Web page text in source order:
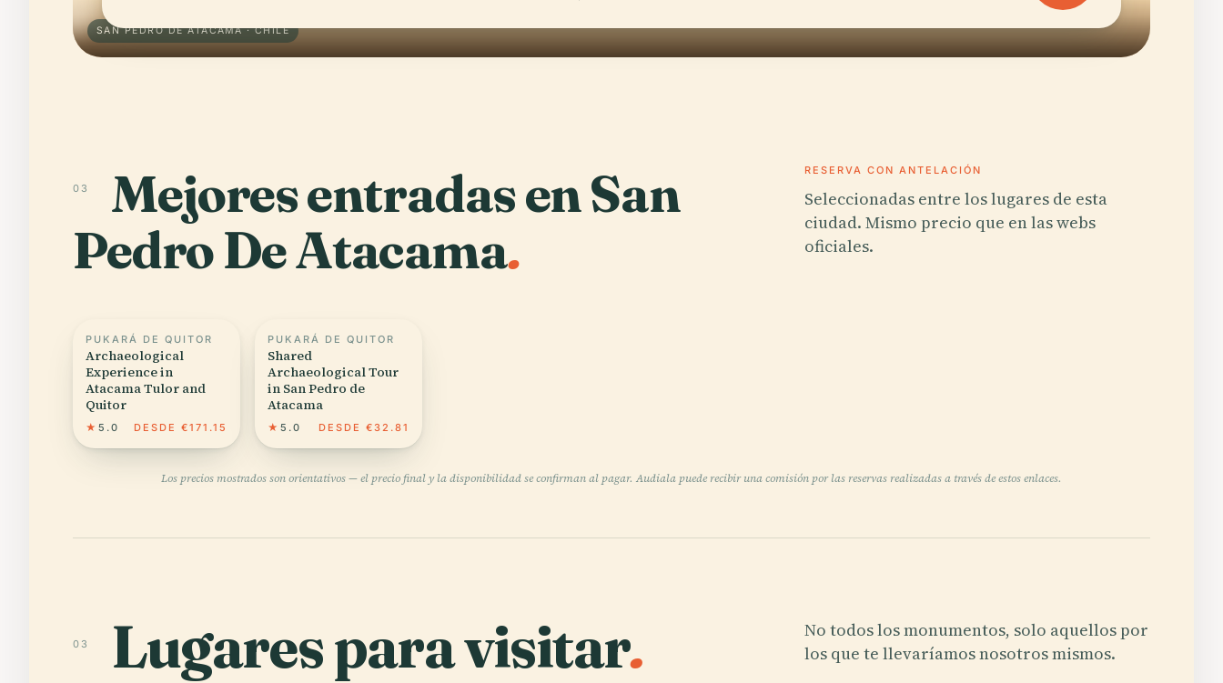
SAN PEDRO DE ATACAMA · CHILE
03
Mejores entradas en San
Pedro De Atacama.
RESERVA CON ANTELACIÓN
Seleccionadas entre los lugares de esta
ciudad. Mismo precio que en las webs
oficiales.
PUKARÁ DE QUITOR
Archaeological
Experience in
Atacama Tulor and
Quitor
★ 5.0 DESDE €171.15
PUKARÁ DE QUITOR
Shared
Archaeological Tour
in San Pedro de
Atacama
★ 5.0 DESDE €32.81
Los precios mostrados son orientativos — el precio final y la disponibilidad se confirman al pagar. Audiala puede recibir una comisión por las reservas realizadas a través de estos enlaces.
03 Lugares para visitar.
No todos los monumentos, solo aquellos por
los que te llevaríamos nosotros mismos.